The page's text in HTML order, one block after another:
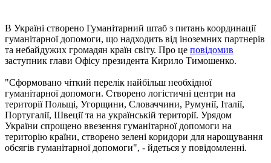
В Україні створено Гуманітарний штаб з питань координації
гуманітарної допомоги, що надходить від іноземних партнерів
та небайдужих громадян країн світу. Про це повідомив
заступник глави Офісу президента Кирило Тимошенко.
"Сформовано чіткий перелік найбільш необхідної
гуманітарної допомоги. Створено логістичні центри на
території Польщі, Угорщини, Словаччини, Румунії, Італії,
Португалії, Швеції та на українській території. Урядом
України спрощено ввезення гуманітарної допомоги на
територію країни, створено зелені коридори для нарощування
обсягів гуманітарної допомоги", - йдеться у повідомленні.